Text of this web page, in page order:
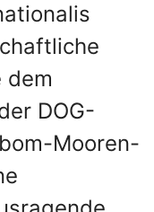
dem
DOG-
Mooren-